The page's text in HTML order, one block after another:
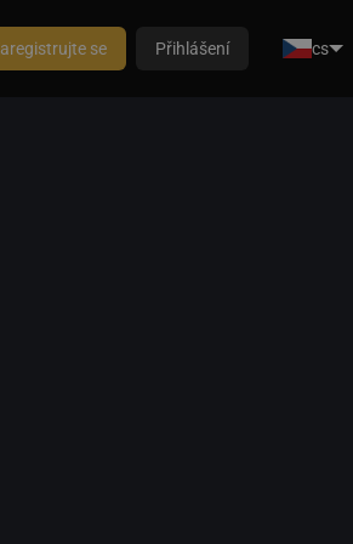
Zaregistrujte se Přihlášení cs